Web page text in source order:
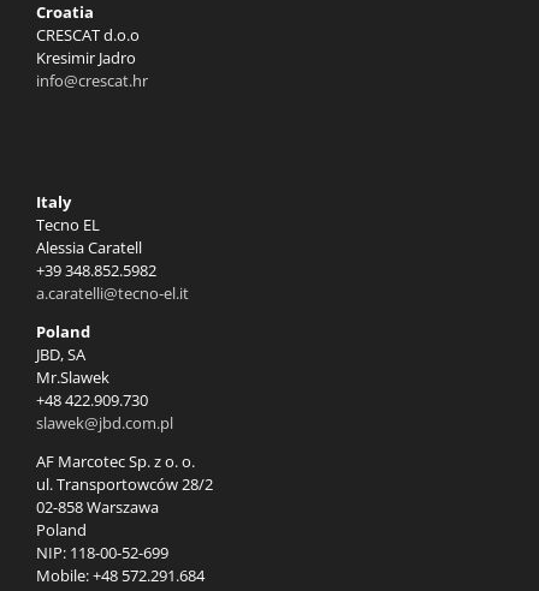
Croatia
CRESCAT d.o.o
Kresimir Jadro
info@crescat.hr
Italy
Tecno EL
Alessia Caratell
+39 348.852.5982
a.caratelli@tecno-el.it
Poland
JBD, SA
Mr.Slawek
+48 422.909.730
slawek@jbd.com.pl
AF Marcotec Sp. z o. o.
ul. Transportowców 28/2
02-858 Warszawa
Poland
NIP: 118-00-52-699
Mobile: +48 572.291.684